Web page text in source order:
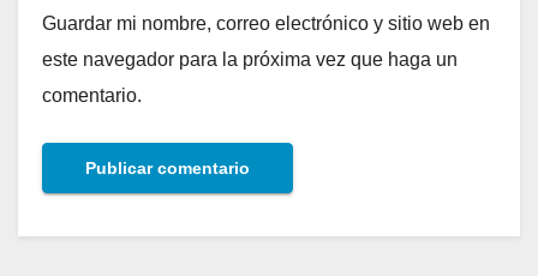
Guardar mi nombre, correo electrónico y sitio web en
este navegador para la próxima vez que haga un
comentario.